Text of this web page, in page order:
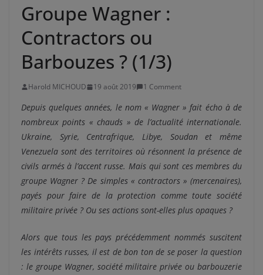
Groupe Wagner :
Contractors ou
Barbouzes ? (1/3)
Harold MICHOUD 19 août 2019 1 Comment
Depuis quelques années, le nom « Wagner » fait écho à de
nombreux points « chauds » de l’actualité internationale.
Ukraine, Syrie, Centrafrique, Libye, Soudan et même
Venezuela sont des territoires où résonnent la présence de
civils armés à l’accent russe. Mais qui sont ces membres du
groupe Wagner ? De simples « contractors » (mercenaires),
payés pour faire de la protection comme toute société
militaire privée ? Ou ses actions sont-elles plus opaques ?
Alors que tous les pays précédemment nommés suscitent
les intérêts russes, il est de bon ton de se poser la question
: le groupe Wagner, société militaire privée ou barbouzerie